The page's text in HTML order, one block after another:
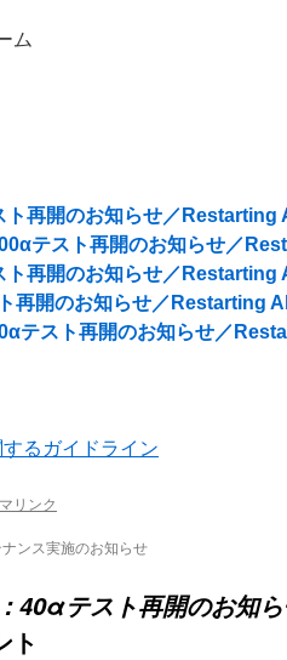
ム
ト再開のお知らせ／Restarting
テスト再開のお知らせ／
ト再開のお知らせ／Restarting
再開のお知らせ／Restarting
テスト再開のお知らせ／
るガイドライン
リンク
ンス実施のお知らせ
40αテスト再開のお知
ト